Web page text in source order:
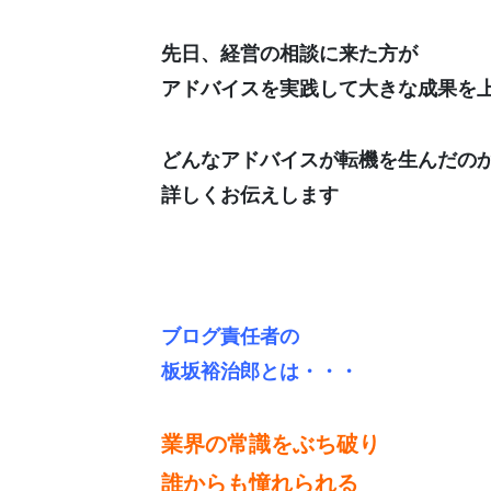
先日、経営の相談に来た方が
アドバイスを実践して大きな成果を
どんなアドバイスが転機を生んだの
詳しくお伝えします
ブログ責任者の
板坂裕治郎とは・・・
業界の常識をぶち破り
誰からも憧れられる